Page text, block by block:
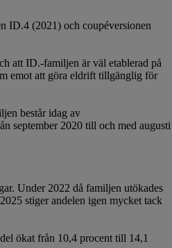
ID.4 (2021) och coupéversionen
att ID.-familjen är väl etablerad på
emot att göra eldrift tillgänglig för
består idag av
september 2020 till och med augusti
Under 2022 då familjen utökades
stiger andelen igen mycket tack
ökat från 10,4 procent till 14,1